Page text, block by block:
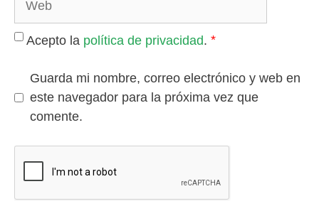
Acepto la política de privacidad. *
Guarda mi nombre, correo electrónico y web en
este navegador para la próxima vez que
comente.